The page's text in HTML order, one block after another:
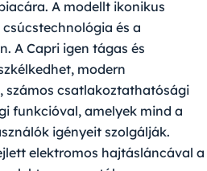
A modellt ikonikus
és a
A Capri igen tágas és
modern
számos csatlakoztathatósági
funkcióval, amelyek mind a
igényeit szolgálják.
elektromos hajtásláncával a